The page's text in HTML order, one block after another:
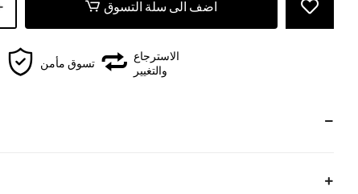
اضف الى سلة التسوق
تسوق مأمن
الاسترجاع
والتغيير